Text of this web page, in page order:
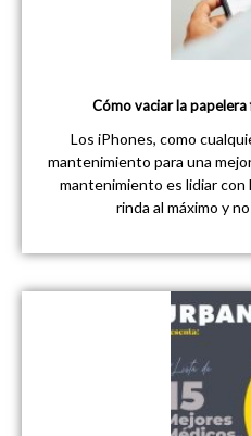
Cómo vaciar la papelera
Los iPhones, como
mantenimiento para una
mantenimiento es lidiar con
rinda al máximo y